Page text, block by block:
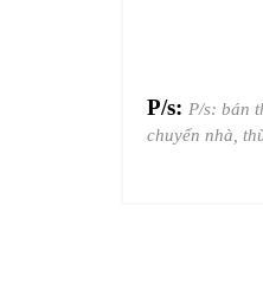
P/s: P/s: bán
chuyển nhà,